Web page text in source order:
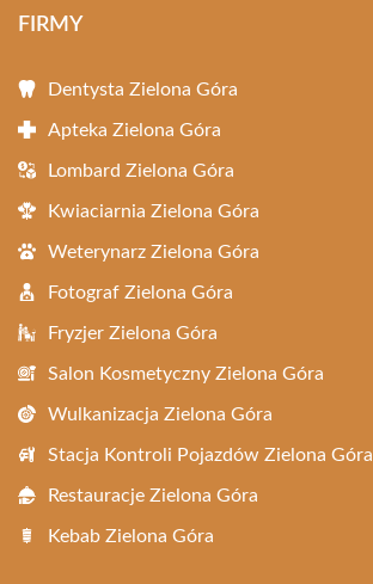
FIRMY
Dentysta Zielona Góra
Apteka Zielona Góra
Lombard Zielona Góra
Kwiaciarnia Zielona Góra
Weterynarz Zielona Góra
Fotograf Zielona Góra
Fryzjer Zielona Góra
Salon Kosmetyczny Zielona Góra
Wulkanizacja Zielona Góra
Stacja Kontroli Pojazdów Zielona Góra
Restauracje Zielona Góra
Kebab Zielona Góra